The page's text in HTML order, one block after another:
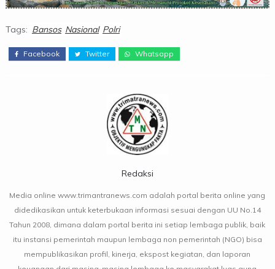
Tags: Bansos Nasional Polri
Facebook Twitter Whatsapp
Redaksi
Media online www.trimantranews.com adalah portal berita online yang
didedikasikan untuk keterbukaan informasi sesuai dengan UU No.14
Tahun 2008, dimana dalam portal berita ini setiap lembaga publik, baik
itu instansi pemerintah maupun lembaga non pemerintah (NGO) bisa
mempublikasikan profil, kinerja, ekspost kegiatan, dan laporan